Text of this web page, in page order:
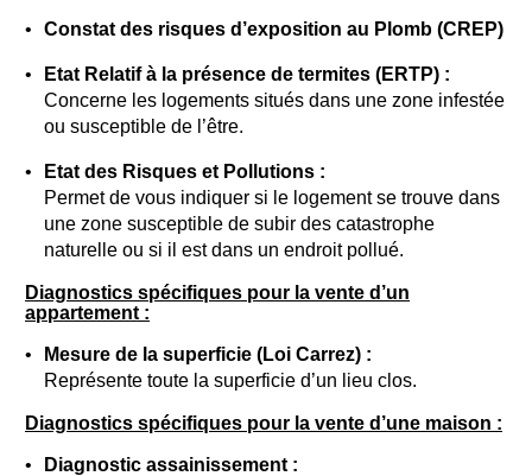
Constat des risques d’exposition au Plomb (CREP)
Etat Relatif à la présence de termites (ERTP) :
Concerne les logements situés dans une zone infestée
ou susceptible de l’être.
Etat des Risques et Pollutions :
Permet de vous indiquer si le logement se trouve dans
une zone susceptible de subir des catastrophe
naturelle ou si il est dans un endroit pollué.
Diagnostics spécifiques pour la vente d’un
appartement :
Mesure de la superficie (Loi Carrez) :
Représente toute la superficie d’un lieu clos.
Diagnostics spécifiques pour la vente d’une maison :
Diagnostic assainissement :